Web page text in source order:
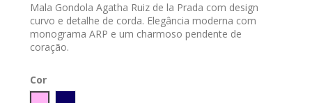
Mala Gondola Agatha Ruiz de la Prada com design
curvo e detalhe de corda. Elegância moderna com
monograma ARP e um charmoso pendente de
coração.
Cor